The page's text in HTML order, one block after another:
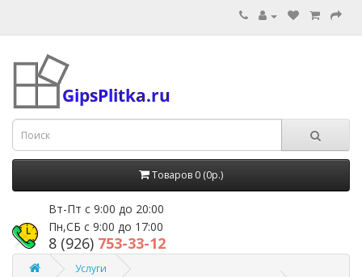
Товаров 0 (0р.)
Вт-Пт с 9:00 до 20:00
Пн,СБ с 9:00 до 17:00
8 (926) 753-33-12
Услуги